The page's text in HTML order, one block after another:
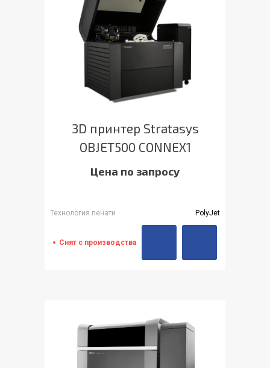
3D принтер Stratasys
OBJET500 CONNEX1
Цена по запросу
Технология печати PolyJet
Снят с производства